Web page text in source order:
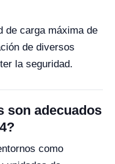
de carga máxima de
de diversos
la seguridad.
son adecuados
como